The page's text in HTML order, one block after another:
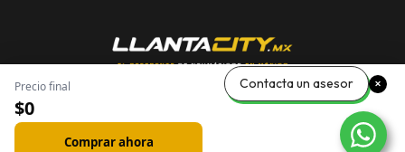
Precio final
$0
Comprar ahora
Contacta un asesor